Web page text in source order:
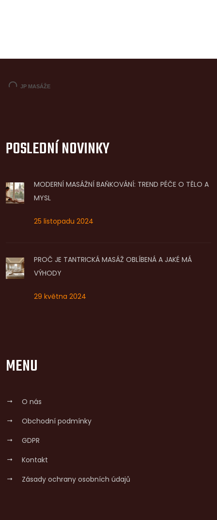
POSLEDNÍ NOVINKY
MODERNÍ MASÁŽNÍ BAŇKOVÁNÍ: TREND PÉČE O TĚLO A
MYSL
25 listopadu 2024
PROČ JE TANTRICKÁ MASÁŽ OBLÍBENÁ A JAKÉ MÁ
VÝHODY
29 května 2024
MENU
O nás
Obchodní podmínky
GDPR
Kontakt
Zásady ochrany osobních údajů